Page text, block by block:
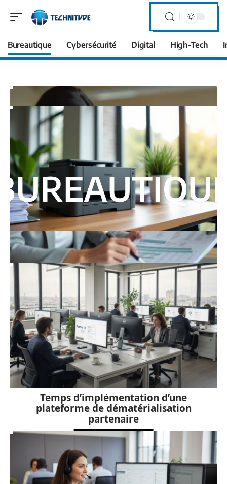
Bureautique Cybersécurité Digital High-Tech
Imprimante laser professionnelle :
pourquoi privilégier la location ?
Temps d’implémentation d’une
plateforme de dématérialisation
partenaire